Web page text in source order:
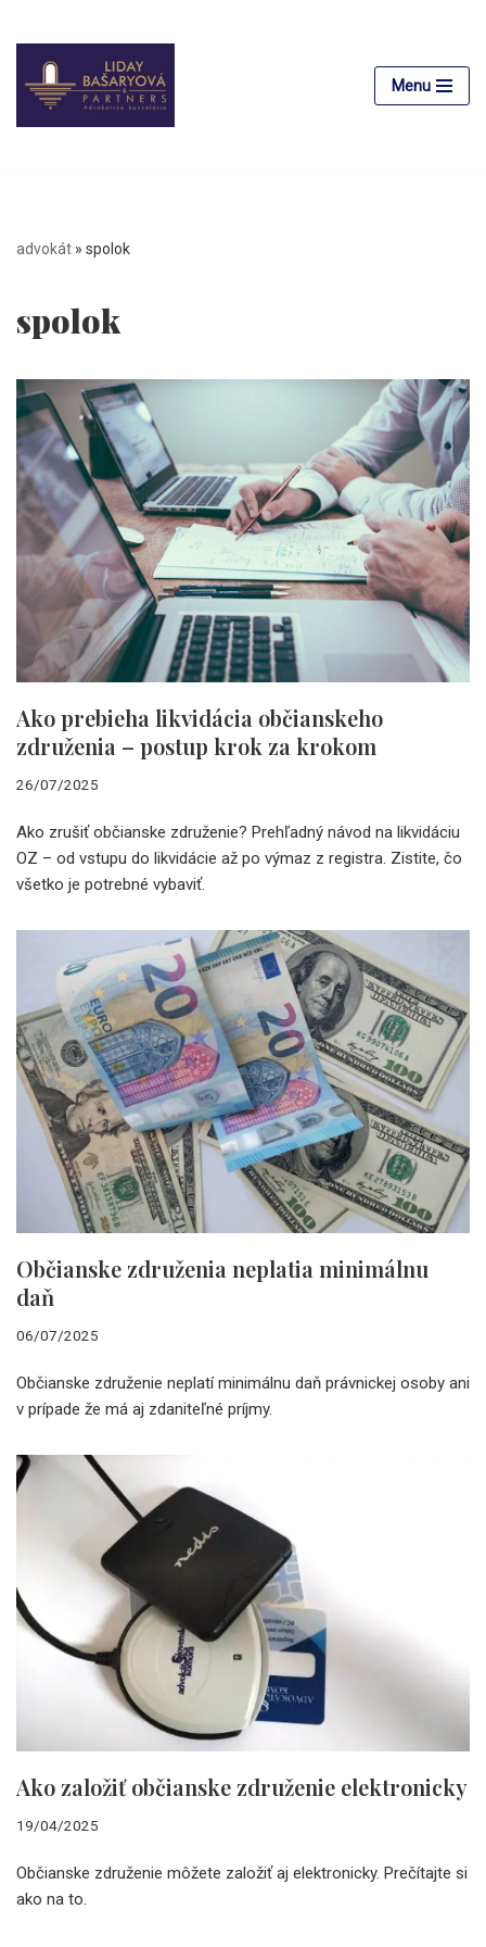
Preskočiť
na
obsah
Menu
advokát » spolok
spolok
Ako prebieha likvidácia občianskeho
združenia – postup krok za krokom
26/07/2025
Ako zrušiť občianske združenie? Prehľadný návod na likvidáciu
OZ – od vstupu do likvidácie až po výmaz z registra. Zistite, čo
všetko je potrebné vybaviť.
Občianske združenia neplatia minimálnu
daň
06/07/2025
Občianske združenie neplatí minimálnu daň právnickej osoby ani
v prípade že má aj zdaniteľné príjmy.
Ako založiť občianske združenie elektronicky
19/04/2025
Občianske združenie môžete založiť aj elektronicky. Prečítajte si
ako na to.